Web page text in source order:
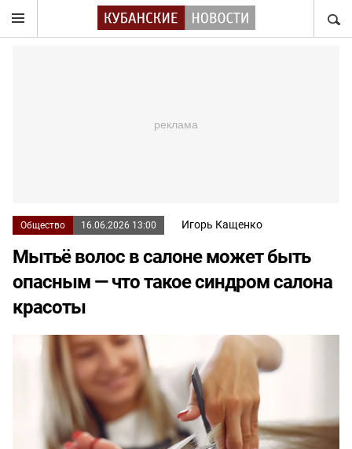
Общество 16.06.2026 13:00 Игорь Кащенко
Мытьё волос в салоне может быть
опасным — что такое синдром салона
красоты